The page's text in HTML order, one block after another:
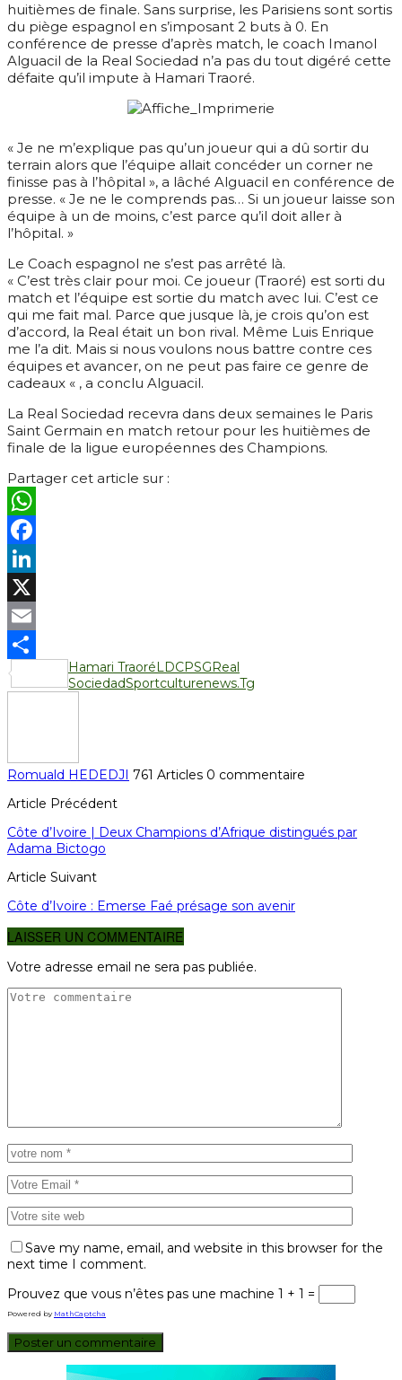
huitièmes de finale. Sans surprise, les Parisiens sont sortis
du piège espagnol en s’imposant 2 buts à 0. En
conférence de presse d’après match, le coach Imanol
Alguacil de la Real Sociedad n’a pas du tout digéré cette
défaite qu’il impute à Hamari Traoré.
« Je ne m’explique pas qu’un joueur qui a dû sortir du
terrain alors que l’équipe allait concéder un corner ne
finisse pas à l’hôpital », a lâché Alguacil en conférence de
presse. « Je ne le comprends pas… Si un joueur laisse son
équipe à un de moins, c’est parce qu’il doit aller à
l’hôpital. »
Le Coach espagnol ne s’est pas arrêté là.
« C’est très clair pour moi. Ce joueur (Traoré) est sorti du
match et l’équipe est sortie du match avec lui. C’est ce
qui me fait mal. Parce que jusque là, je crois qu’on est
d’accord, la Real était un bon rival. Même Luis Enrique
me l’a dit. Mais si nous voulons nous battre contre ces
équipes et avancer, on ne peut pas faire ce genre de
cadeaux « , a conclu Alguacil.
La Real Sociedad recevra dans deux semaines le Paris
Saint Germain en match retour pour les huitièmes de
finale de la ligue européennes des Champions.
Partager cet article sur :
WhatsApp
Facebook
LinkedIn
X
Email
Partager
Hamari TraoréLDCPSGReal
SociedadSportculturenews.Tg
Romuald HEDEDJI 761 Articles 0 commentaire
Article Précédent
Côte d’Ivoire | Deux Champions d’Afrique distingués par
Adama Bictogo
Article Suivant
Côte d’Ivoire : Emerse Faé présage son avenir
LAISSER UN COMMENTAIRE
Votre adresse email ne sera pas publiée.
Save my name, email, and website in this browser for the
next time I comment.
Prouvez que vous n’êtes pas une machine 1 + 1 =
Powered by MathCaptcha